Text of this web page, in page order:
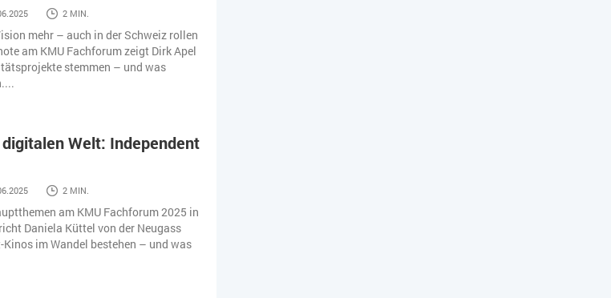
2 MIN.
mehr – auch in der Schweiz rollen
am KMU Fachforum zeigt Dirk Apel
stemmen – und was
Welt: Independent
2 MIN.
am KMU Fachforum 2025 in
Daniela Küttel von der Neugass
im Wandel bestehen – und was